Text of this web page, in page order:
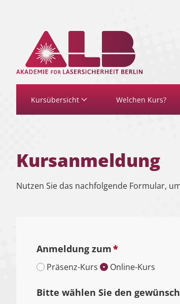
Zum Hauptinhalt springen
Kursübersicht Welchen Kurs?
Kursanmeldung
Nutzen Sie das nachfolgende Formular,
Anmeldung zum*
Präsenz-Kurs Online-Kurs
Bitte wählen Sie den